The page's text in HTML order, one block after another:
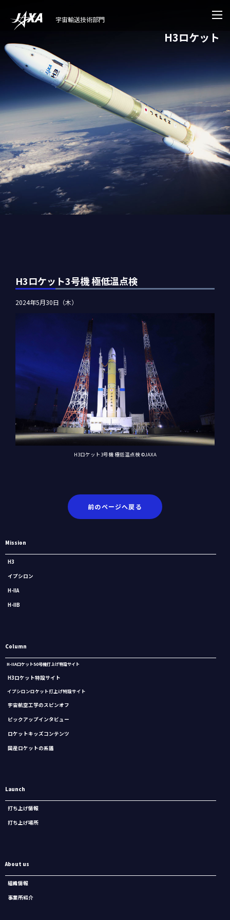
宇宙輸送技術部門
H3ロケット
H3ロケット3号機 極低温点検
2024年5月30日（木）
H3ロケット3号機 極低温点検 ©JAXA
前のページへ戻る
Mission
H3
イプシロン
H-IIA
H-IIB
Column
H-IIAロケット50号機打上げ特設サイト
H3ロケット特設サイト
イプシロンロケット打上げ特設サイト
宇宙航空工学のスピンオフ
ピックアップインタビュー
ロケットキッズコンテンツ
国産ロケットの系譜
Launch
打ち上げ情報
打ち上げ場所
About us
組織情報
事業所紹介